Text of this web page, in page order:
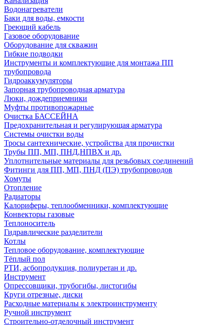
Водонагреватели
Баки для воды, емкости
Греющий кабель
Газовое оборудование
Оборудование для скважин
Гибкие подводки
Инструменты и комплектующие для монтажа ПП
трубопровода
Гидроаккумуляторы
Запорная трубопроводная арматура
Люки, дождеприемники
Муфты противопожарные
Очистка БАССЕЙНА
Предохранительная и регулирующая арматура
Системы очистки воды
Тросы сантехнические, устройства для прочистки
Трубы ПП, МП, ПНД,НПВХ и др.
Уплотнительные материалы для резьбовых соединений
Фитинги для ПП, МП, ПНД (ПЭ) трубопроводов
Хомуты
Отопление
Радиаторы
Калориферы, теплообменники, комплектующие
Конвекторы газовые
Теплоноситель
Гидравлические разделители
Котлы
Тепловое оборудование, комплектующие
Тёплый пол
РТИ, асбопродукция, полиуретан и др.
Инструмент
Опрессовщики, трубогибы, листогибы
Круги отрезные, диски
Расходные материалы к электроинструменту
Ручной инструмент
Строительно-отделочный инструмент